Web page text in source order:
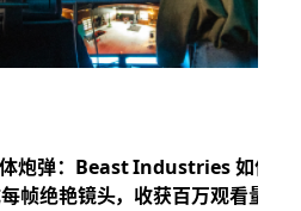
炮弹：Beast Industries 如何
帧绝艳镜头，收获百万观看量